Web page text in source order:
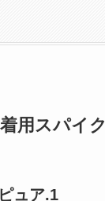
用スパイク
ュア.1